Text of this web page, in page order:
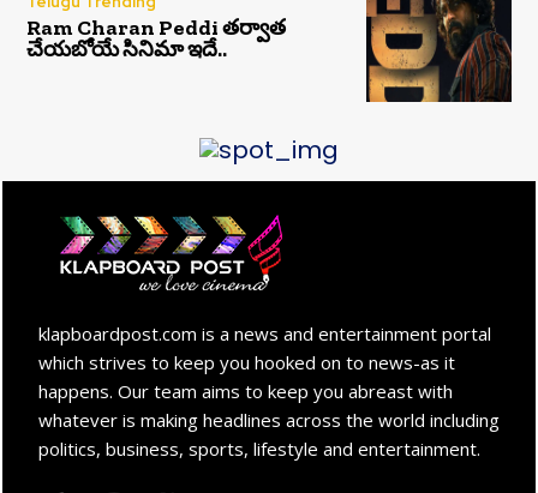
Ram Charan Peddi తర్వాత
చేయబోయే సినిమా ఇదే..
klapboardpost.com is a news and entertainment portal
which strives to keep you hooked on to news-as it
happens. Our team aims to keep you abreast with
whatever is making headlines across the world including
politics, business, sports, lifestyle and entertainment.